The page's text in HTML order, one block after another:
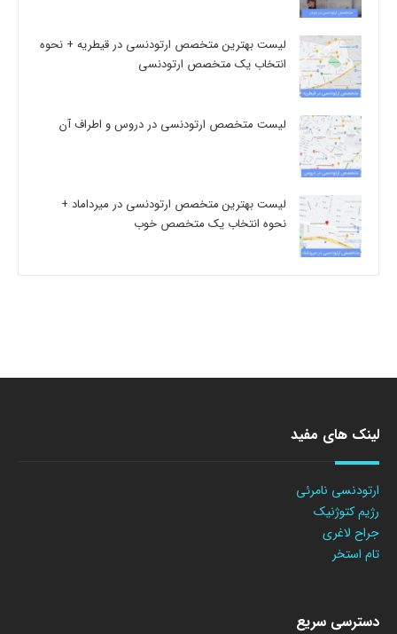
لیست بهترین متخصص ارتودنسی در قیطریه + نحوه
انتخاب یک متخصص ارتودنسی
لیست متخصص ارتودنسی در دروس و اطراف آن
لیست بهترین متخصص ارتودنسی در میرداماد +
نحوه انتخاب یک متخصص خوب
لینک های مفید
ارتودنسی نامرئی
رژیم کتوژنیک
جراح لاغری
تام استخر
دسترسی سریع